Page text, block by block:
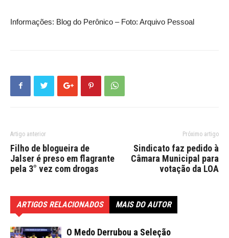
Informações: Blog do Perônico – Foto: Arquivo Pessoal
Artigo anterior
Filho de blogueira de
Jalser é preso em flagrante
pela 3° vez com drogas
Próximo artigo
Sindicato faz pedido à
Câmara Municipal para
votação da LOA
ARTIGOS RELACIONADOS MAIS DO AUTOR
O Medo Derrubou a Seleção